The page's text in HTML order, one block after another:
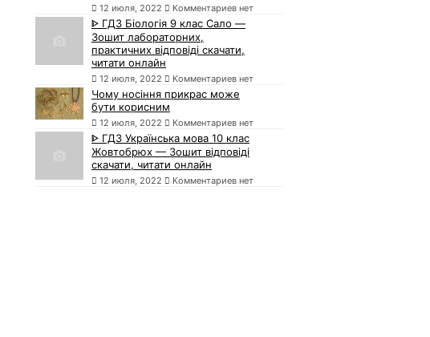
12 июля, 2022 Комментариев нет
ᐈ ГДЗ Біологія 9 клас Сало —
Зошит лабораторних,
практичних відповіді скачати,
читати онлайн
12 июля, 2022 Комментариев нет
Чому носіння прикрас може
бути корисним
12 июля, 2022 Комментариев нет
ᐈ ГДЗ Українська мова 10 клас
Жовтобрюх — Зошит відповіді
скачати, читати онлайн
12 июля, 2022 Комментариев нет